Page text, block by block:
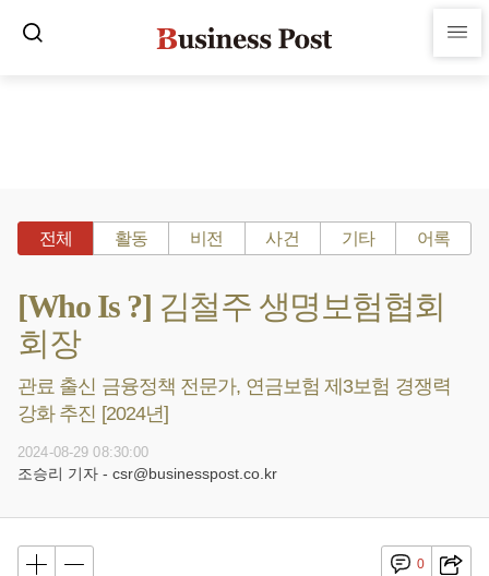
전체 활동 비전 사건 기타 어록
[Who Is ?] 김철주 생명보험협회
회장
관료 출신 금융정책 전문가, 연금보험 제3보험 경쟁력
강화 추진 [2024년]
2024-08-29 08:30:00
조승리 기자 - csr@businesspost.co.kr
0